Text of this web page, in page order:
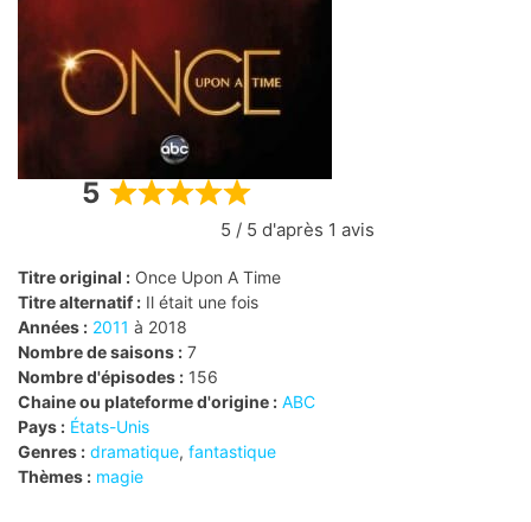
5
Rated
of
5
5 / 5 d'après 1 avis
Titre original : Once Upon A Time
Titre alternatif : Il était une fois
Années : 2011 à 2018
Nombre de saisons : 7
Nombre d'épisodes : 156
Chaine ou plateforme d'origine : ABC
Pays : États-Unis
Genres : dramatique, fantastique
Thèmes : magie